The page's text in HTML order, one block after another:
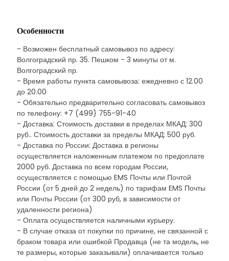
Особенности
- Возможен бесплатный самовывоз по адресу:
Волгоградский пр. 35. Пешком - 3 минуты от м.
Волгоградский пр.
- Время работы пункта самовывоза: ежедневно с 12.00
до 20.00
- Обязательно предварительно согласовать самовывоз
по телефону: +7 (499) 755-91-40
- Доставка: Стоимость доставки в пределах МКАД: 300
руб.. Стоимость доставки за пределы МКАД: 500 руб.
- Доставка по России: Доставка в регионы
осуществляется наложенным платежом по предоплате
2000 руб. Доставка по всем городам России,
осуществляется с помощью EMS Почты или Почтой
России (от 5 дней до 2 недель) по тарифам EMS Почты
или Почты России (от 300 руб, в зависимости от
удаленности региона)
- Оплата осуществляется наличными курьеру.
- В случае отказа от покупки по причине, не связанной с
браком товара или ошибкой Продавца (не та модель, не
те размеры, которые заказывали) оплачивается только